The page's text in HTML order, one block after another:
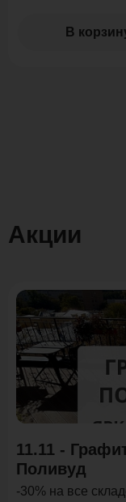
В
Акции
11.11 -
Поливуд
-30% на все